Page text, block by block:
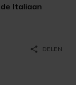
Italiaan
share DELEN